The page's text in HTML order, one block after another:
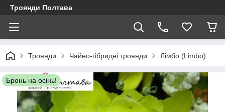
Троянди Полтава
Троянди Чайно-гібридні троянди Лімбо (Limbo)
Бронь на осінь!